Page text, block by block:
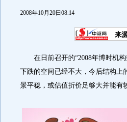
2008年10月20日08:14
来
在日前召开的“2008年博时机构
下跌的空间已经不大，今后结构上
景平稳，或估值折价足够大并能有